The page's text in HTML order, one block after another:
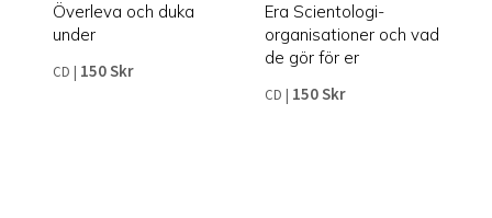
Överleva och duka
under
CD | 150 Skr
Era Scientologi-
organisationer och vad
de gör för er
CD | 150 Skr